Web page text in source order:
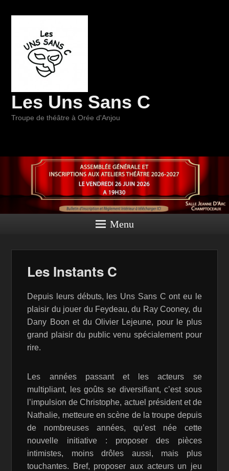
Les Uns Sans C
Troupe de théâtre à Orée d'Anjou
Menu
Les Instants C
Depuis leurs débuts, les Uns Sans C ont eu le
plaisir du jouer du Feydeau, du Ray Cooney, du
Dany Boon et du Olivier Lejeune, pour le plus
grand plaisir du public venu spécialement pour
rire.
Les années passant et les acteurs se
multipliant, les goûts se diversifiant, c’est sous
l’impulsion de Christophe, actuel président et de
Nathalie, metteure en scène de la troupe depuis
de nombreuses années, qu’est née cette
nouvelle initiative : proposer des pièces
intimistes, moins drôles aussi, mais plus
touchantes. Bref, proposer aux acteurs un jeu